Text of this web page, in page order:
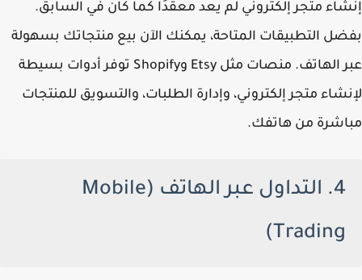
إنشاء متجر إلكتروني لم يعد معقدًا كما كان في السابق.
بفضل التطبيقات المتاحة، يمكنك الآن بيع منتجاتك بسهولة
عبر الهاتف. منصات مثل Etsy وShopify توفر أدوات بسيطة
لإنشاء متجر إلكتروني، وإدارة الطلبات، والتسويق للمنتجات
مباشرة من هاتفك.
4. التداول عبر الهاتف (Mobile
Trading)